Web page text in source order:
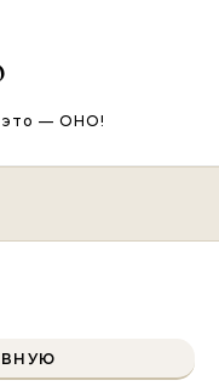
это — ОНО!